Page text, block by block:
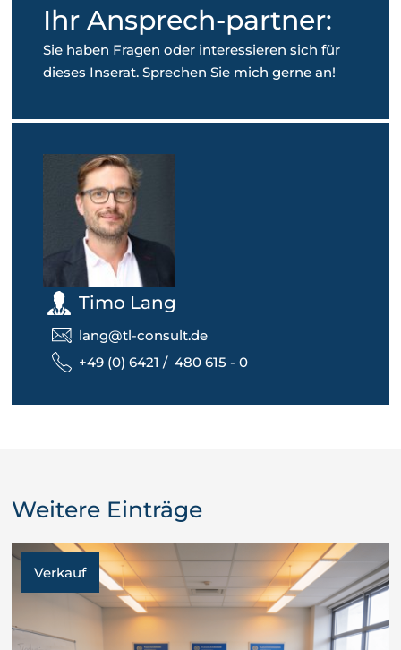
Ihr Ansprech-partner:
Sie haben Fragen oder interessieren sich für
dieses Inserat. Sprechen Sie mich gerne an!
Timo Lang
lang@tl-consult.de
+49 (0) 6421 / 480 615 - 0
Weitere Einträge
Verkauf